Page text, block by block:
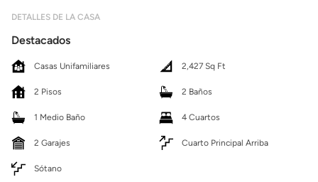
DETALLES DE LA CASA
Destacados
Casas Unifamiliares 2,427 Sq Ft
2 Pisos 2 Baños
1 Medio Baño 4 Cuartos
2 Garajes Cuarto Principal Arriba
Sótano